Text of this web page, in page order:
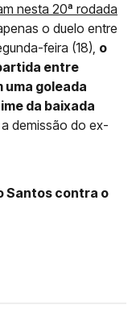
nesta 20ª rodada
o duelo entre
feira (18), o
entre
uma goleada
da baixada
demissão do ex-
Santos contra o